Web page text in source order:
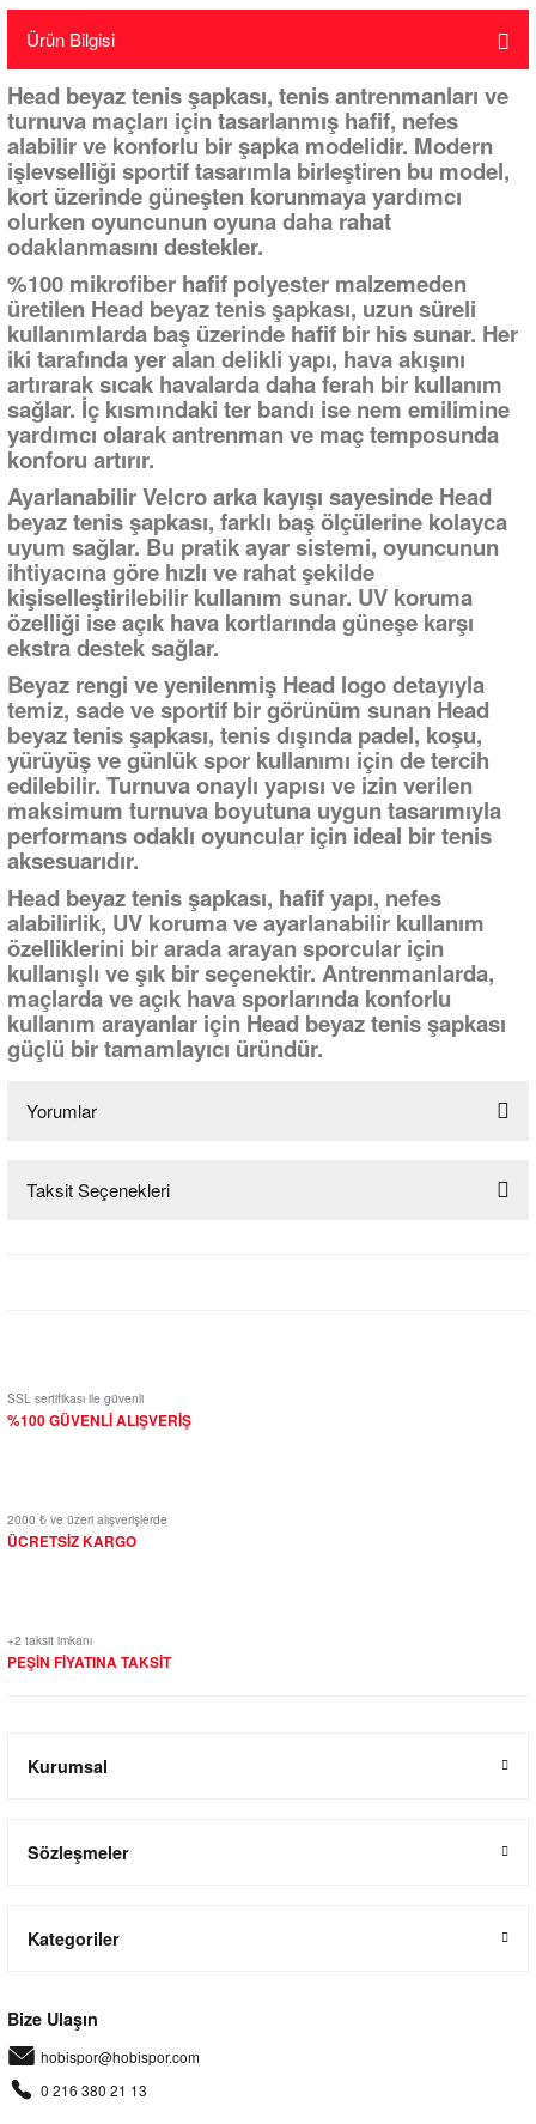
Ürün Bilgisi
Head beyaz tenis şapkası, tenis antrenmanları ve
turnuva maçları için tasarlanmış hafif, nefes
alabilir ve konforlu bir şapka modelidir. Modern
işlevselliği sportif tasarımla birleştiren bu model,
kort üzerinde güneşten korunmaya yardımcı
olurken oyuncunun oyuna daha rahat
odaklanmasını destekler.
%100 mikrofiber hafif polyester malzemeden
üretilen Head beyaz tenis şapkası, uzun süreli
kullanımlarda baş üzerinde hafif bir his sunar. Her
iki tarafında yer alan delikli yapı, hava akışını
artırarak sıcak havalarda daha ferah bir kullanım
sağlar. İç kısmındaki ter bandı ise nem emilimine
yardımcı olarak antrenman ve maç temposunda
konforu artırır.
Ayarlanabilir Velcro arka kayışı sayesinde Head
beyaz tenis şapkası, farklı baş ölçülerine kolayca
uyum sağlar. Bu pratik ayar sistemi, oyuncunun
ihtiyacına göre hızlı ve rahat şekilde
kişiselleştirilebilir kullanım sunar. UV koruma
özelliği ise açık hava kortlarında güneşe karşı
ekstra destek sağlar.
Beyaz rengi ve yenilenmiş Head logo detayıyla
temiz, sade ve sportif bir görünüm sunan Head
beyaz tenis şapkası, tenis dışında padel, koşu,
yürüyüş ve günlük spor kullanımı için de tercih
edilebilir. Turnuva onaylı yapısı ve izin verilen
maksimum turnuva boyutuna uygun tasarımıyla
performans odaklı oyuncular için ideal bir tenis
aksesuarıdır.
Head beyaz tenis şapkası, hafif yapı, nefes
alabilirlik, UV koruma ve ayarlanabilir kullanım
özelliklerini bir arada arayan sporcular için
kullanışlı ve şık bir seçenektir. Antrenmanlarda,
maçlarda ve açık hava sporlarında konforlu
kullanım arayanlar için Head beyaz tenis şapkası
güçlü bir tamamlayıcı üründür.
Yorumlar
Bu ürüne ilk yorumu siz yapın!
Taksit Seçenekleri
SSL sertifikası ile güvenli
%100 GÜVENLİ ALIŞVERİŞ
2000 ₺ ve üzeri alışverişlerde
ÜCRETSİZ KARGO
+2 taksit imkanı
PEŞİN FİYATINA TAKSİT
Kurumsal
Sözleşmeler
Kategoriler
Bize Ulaşın
hobispor@hobispor.com
0 216 380 21 13